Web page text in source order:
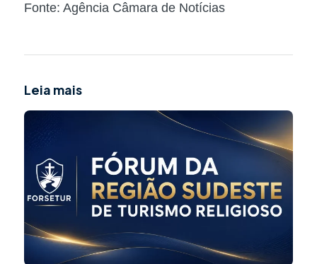
Fonte: Agência Câmara de Notícias
Leia mais